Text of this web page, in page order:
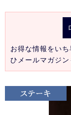
お得な情報をい
ひメールマガジン